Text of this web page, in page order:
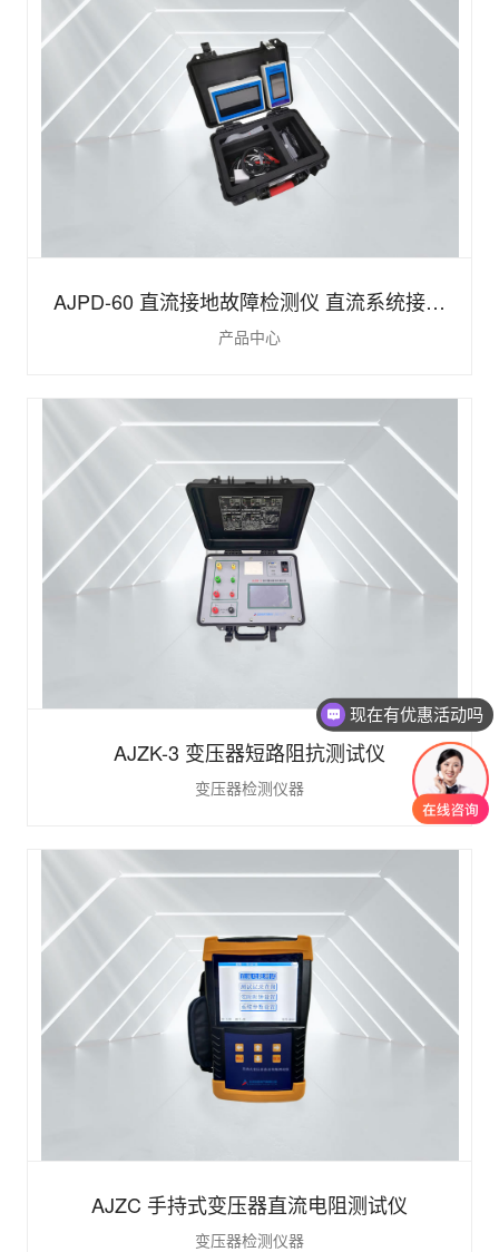
AJPD-60 直流接地故障检测仪 直流系统接地
故障定位装置
产品中心
AJZK-3 变压器短路阻抗测试仪
变压器检测仪器
AJZC 手持式变压器直流电阻测试仪
变压器检测仪器
现在有优惠活动吗